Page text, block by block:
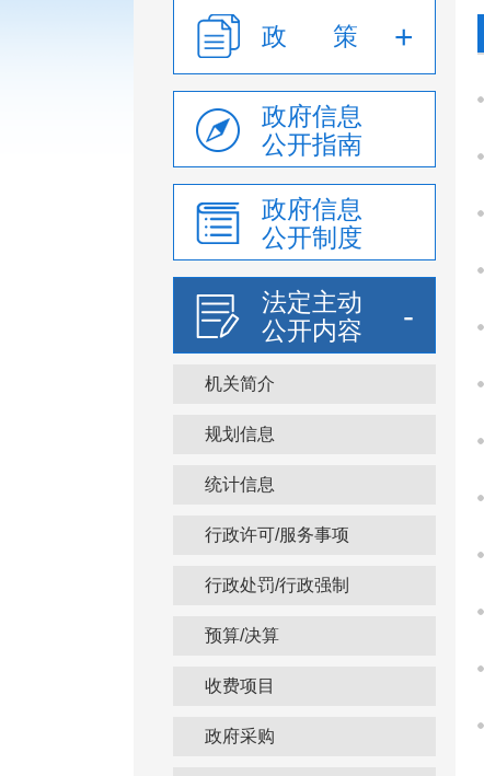
政 策
政府信息
公开指南
政府信息
公开制度
法定主动
公开内容
机关简介
规划信息
统计信息
行政许可/服务事项
行政处罚/行政强制
预算/决算
收费项目
政府采购